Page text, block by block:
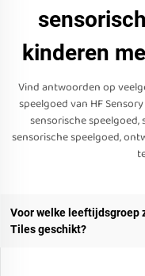
kinderen
Vind antwoorden op
speelgoed van HF
sensorische
sensorische speelgoed,
Voor welke leeftijdsgroep
Tiles geschikt?